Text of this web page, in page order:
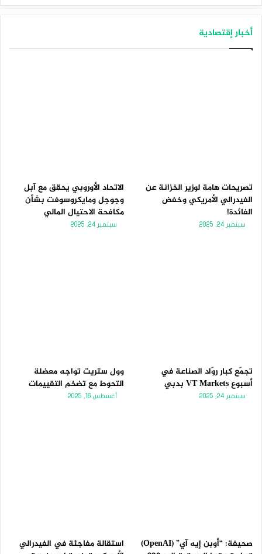
أخبار إقتصادية
تصريحات هامة لوزير الخزانة عن
الفيدرالي الأمريكي وخفض
الفائدة!
سبتمبر 24, 2025
الاتحاد الأوروبي يحقق مع آبل
وجوجل ومايكروسوفت بشأن
مكافحة الاحتيال المالي
سبتمبر 24, 2025
تجمّع كبار روّاد الصناعة في
أسبوع VT Markets بدبي
سبتمبر 24, 2025
وول ستريت تواجه معضلة
التحوط مع تضخم التقييمات
أغسطس 16, 2025
صحيفة: “أوبن إيه آي” (OpenAI)
استقالة مفاجئة في الفيدرالي